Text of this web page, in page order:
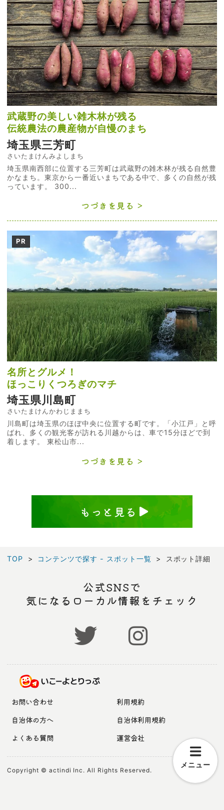
武蔵野の美しい雑木林が残る
伝統農法の農産物が自慢のまち
埼玉県三芳町
さいたまけんみよしまち
埼玉県南西部に位置する三芳町は武蔵野の雑木林が残る自然豊
かなまち。東京から一番近いまちである中で、多くの自然が残
っています。 300...
つづきを見る
PR
名所とグルメ！
ほっこりくつろぎのマチ
埼玉県川島町
さいたまけんかわじままち
川島町は埼玉県のほぼ中央に位置する町です。「小江戸」と呼
ばれ、多くの観光客が訪れる川越からは、車で15分ほどで到
着します。 東松山市...
つづきを見る
もっと見る
TOP コンテンツで探す - スポット一覧 スポット詳細
メニュー
公式SNSで
気になるローカル情報をチェック
お問い合わせ
利用規約
自治体の方へ
自治体利用規約
よくある質問
運営会社
Copyright © actindi Inc. All Rights Reserved.